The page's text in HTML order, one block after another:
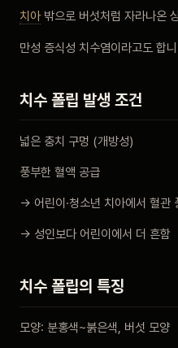
공지사항
치과 백과사전
자주 묻는 질문
회원가입 / 로그인
치아밖으로 버섯처럼 자라나온
만성 증식성 치수염이라고도 합
치수 폴립 발생 조건
넓은 충치 구멍 (개방성)
풍부한 혈액 공급
→ 어린이·청소년 치아에서 혈관
→ 성인보다 어린이에서 더 흔함
치수 폴립의 특징
모양: 분홍색~붉은색, 버섯 모양